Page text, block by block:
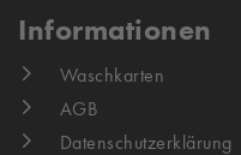
Informationen
Waschkarten
AGB
Datenschutzerklärung